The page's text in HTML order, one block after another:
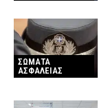
ΣΩΜΑΤΑ
ΑΣΦΑΛΕΙΑΣ